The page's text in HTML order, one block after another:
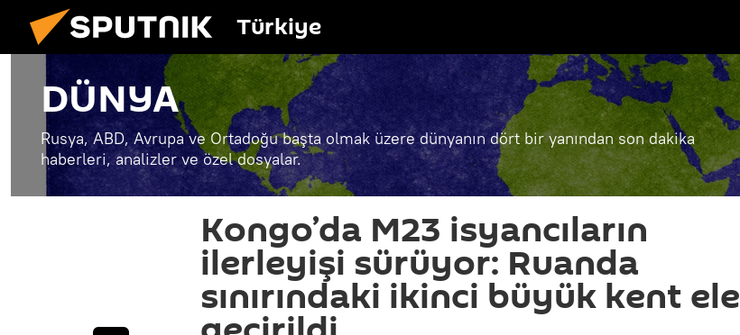
Türkiye
DÜNYA
Rusya, ABD, Avrupa ve Ortadoğu başta olmak üzere dünyanın dört bir yanından son dakika
haberleri, analizler ve özel dosyalar.
Kongo’da M23 isyancıların
ilerleyişi sürüyor: Ruanda
sınırındaki ikinci büyük kent ele